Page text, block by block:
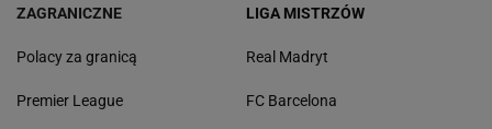
ZAGRANICZNE
Polacy za granicą
Premier League
LIGA MISTRZÓW
Real Madryt
FC Barcelona